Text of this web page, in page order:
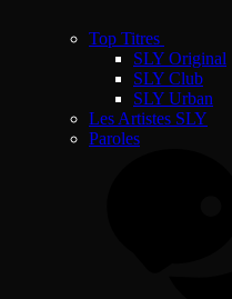
Top Titres
SLY Original
SLY Club
SLY Urban
Les Artistes SLY
Paroles